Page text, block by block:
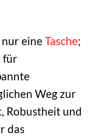
nur eineTasche;
für
Weg zur
Robustheit und
das